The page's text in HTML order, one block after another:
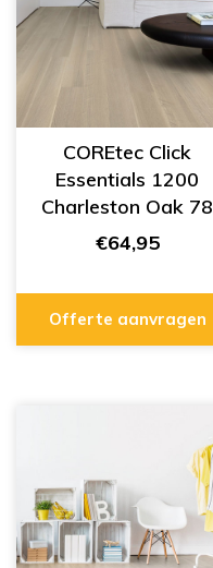
COREtec Click
Essentials 1200
Charleston Oak 78
50 LVP 1178
€64,95
Offerte aanvragen